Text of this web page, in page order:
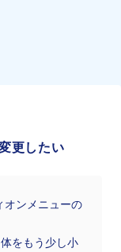
更したい
オンメニューの
をもう少し小